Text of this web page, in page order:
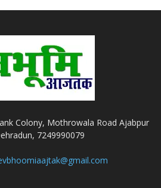
Colony, Mothrowala Road Ajabpur
7249990079